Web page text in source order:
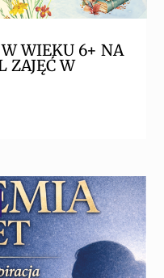
WIEKU 6+ NA
ZAJĘĆ W